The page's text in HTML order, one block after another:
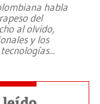
habla
del
al olvido,
y los
...